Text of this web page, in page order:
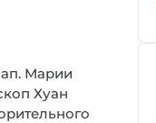
Марии
Хуан